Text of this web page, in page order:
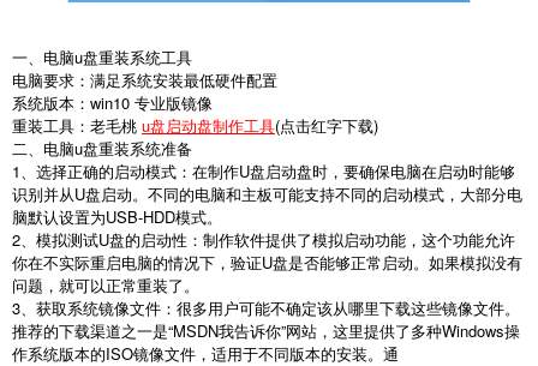
一、电脑u盘重装系统工具
电脑要求：满足系统安装最低硬件配置
系统版本：win10 专业版镜像
重装工具：老毛桃 u盘启动盘制作工具(点击红字下载)
二、电脑u盘重装系统准备
1、选择正确的启动模式：在制作U盘启动盘时，要确保电脑在启动时能够
识别并从U盘启动。不同的电脑和主板可能支持不同的启动模式，大部分电
脑默认设置为USB-HDD模式。
2、模拟测试U盘的启动性：制作软件提供了模拟启动功能，这个功能允许
你在不实际重启电脑的情况下，验证U盘是否能够正常启动。如果模拟没有
问题，就可以正常重装了。
3、获取系统镜像文件：很多用户可能不确定该从哪里下载这些镜像文件。
推荐的下载渠道之一是“MSDN我告诉你”网站，这里提供了多种Windows操
作系统版本的ISO镜像文件，适用于不同版本的安装。通